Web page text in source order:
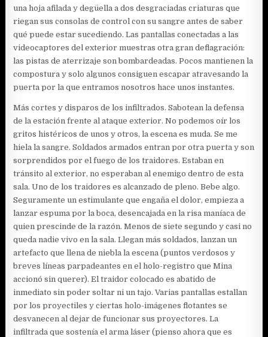
una hoja afilada y degüella a dos desgraciadas criaturas que
riegan sus consolas de control con su sangre antes de saber
qué puede estar sucediendo. Las pantallas conectadas a las
videocaptores del exterior muestras otra gran deflagración:
las pistas de aterrizaje son bombardeadas. Pocos mantienen la
compostura y solo algunos consiguen escapar atravesando la
puerta por la que entramos nosotros hace unos instantes.
Más cortes y disparos de los infiltrados. Sabotean la defensa
de la estación frente al ataque exterior. No podemos oír los
gritos histéricos de unos y otros, la escena es muda. Se me
hiela la sangre. Soldados armados entran por otra puerta y son
sorprendidos por el fuego de los traidores. Estaban en
tránsito al exterior, no esperaban al enemigo dentro de esta
sala. Uno de los traidores es alcanzado de pleno. Bebe algo.
Seguramente un estimulante que engaña el dolor, empieza a
lanzar espuma por la boca, desencajada en la risa maníaca de
quien prescinde de la razón. Menos de siete segundo y casi no
queda nadie vivo en la sala. Llegan más soldados, lanzan un
artefacto que llena de niebla la escena (puntos verdosos y
breves líneas parpadeantes en el holo-registro que Mina
accionó sin querer). El traidor colocado es abatido de
inmediato sin poder soltar ni un tajo. Varias pantallas estallan
por los proyectiles y ciertas holo-imágenes flotantes se
desvanecen al dejar de funcionar sus proyectores. La
infiltrada que sostenía el arma láser (pienso ahora que es